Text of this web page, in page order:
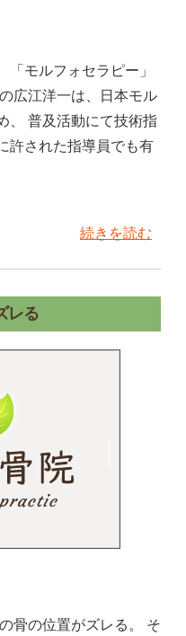
「モルフォセラピー」
広江洋一は、日本モル
、 普及活動にて技術指
許された指導員でも有
続きを読む
レる
骨の位置がズレる。 そ